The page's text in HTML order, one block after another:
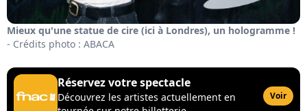
Mieux qu'une statue de cire (ici à Londres), un hologramme !
- Crédits photo : ABACA
Réservez votre spectacle
Découvrez les artistes actuellement en
Voir